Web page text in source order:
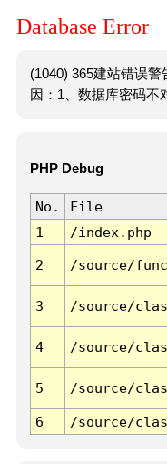
Database Error
(1040) 365建站错误
因：1、数据库密码不
PHP Debug
No. File
1
/index.php
2 /source/
3 /source/
4 /source/
5 /source/
6 /source/